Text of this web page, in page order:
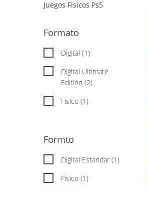
Juegos Fisicos Ps5
Formato
Digital (1)
Digital Ultimate
Edition (2)
Fisico (1)
Formto
Digital Estandar (1)
Fisico (1)